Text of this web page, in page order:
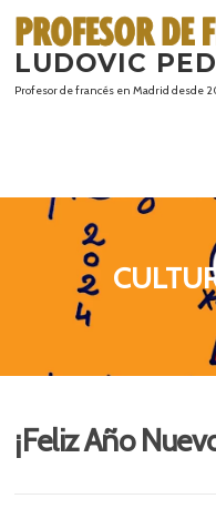
contenido
LUDOVIC
Profesor de francés en Madrid desde
¡Feliz Año